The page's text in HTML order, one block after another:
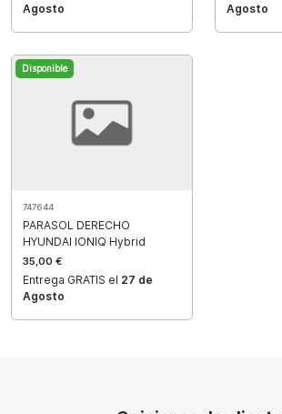
Agosto
Agosto
Disponible
747644
PARASOL DERECHO
HYUNDAI IONIQ Hybrid
35,00 €
Entrega GRATIS el 27 de
Agosto